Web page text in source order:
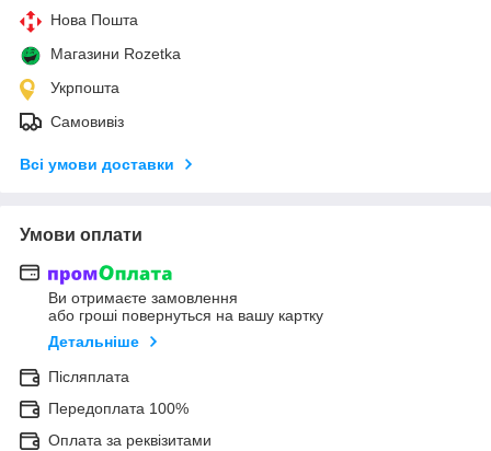
Нова Пошта
Магазини Rozetka
Укрпошта
Самовивіз
Всі умови доставки
Умови оплати
Ви отримаєте замовлення
або гроші повернуться на вашу картку
Детальніше
Післяплата
Передоплата 100%
Оплата за реквізитами